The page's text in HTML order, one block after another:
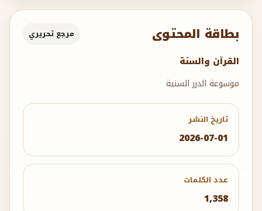
بطاقة المحتوى مرجع تحريري
القرآن والسنة
موسوعة الدرر السنية
تاريخ النشر
2026-07-01
عدد الكلمات
1,358